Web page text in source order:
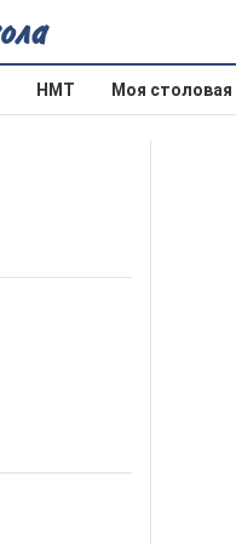
НМТ Моя столовая